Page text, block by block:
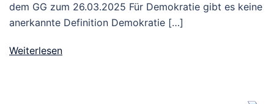
dem GG zum 26.03.2025 Für Demokratie gibt es keine
anerkannte Definition Demokratie […]
Weiterlesen